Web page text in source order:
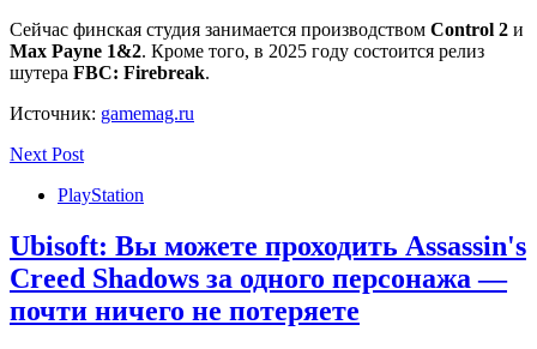
Сейчас финская студия занимается производством Control 2 и
Max Payne 1&2. Кроме того, в 2025 году состоится релиз
шутера FBC: Firebreak.
Источник: gamemag.ru
Next Post
PlayStation
Ubisoft: Вы можете проходить Assassin's
Creed Shadows за одного персонажа —
почти ничего не потеряете